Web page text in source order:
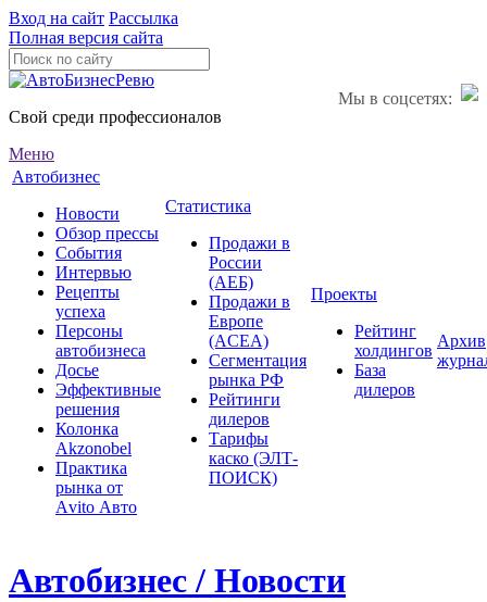
Вход на сайт Рассылка
Полная версия сайта
Мы в соцсетях:
Свой среди профессионалов
Меню
Автобизнес
Новости
Обзор прессы
События
Интервью
Рецепты
успеха
Персоны
автобизнеса
Досье
Эффективные
решения
Колонка
Akzonobel
Практика
рынка от
Аvito Авто
Статистика
Продажи в
России
(АЕБ)
Продажи в
Европе
(ACEA)
Сегментация
рынка РФ
Рейтинги
дилеров
Тарифы
каско (ЭЛТ-
ПОИСК)
Проекты
Рейтинг
холдингов
База
дилеров
Архив
Автобизнес / Новости